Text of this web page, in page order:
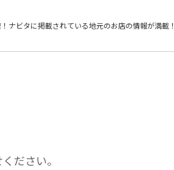
ナビタに掲載されている地元のお店の情報が満載！
ださい。